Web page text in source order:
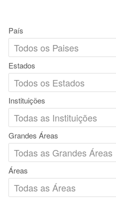
País
Estados
Instituições
Grandes Áreas
Áreas